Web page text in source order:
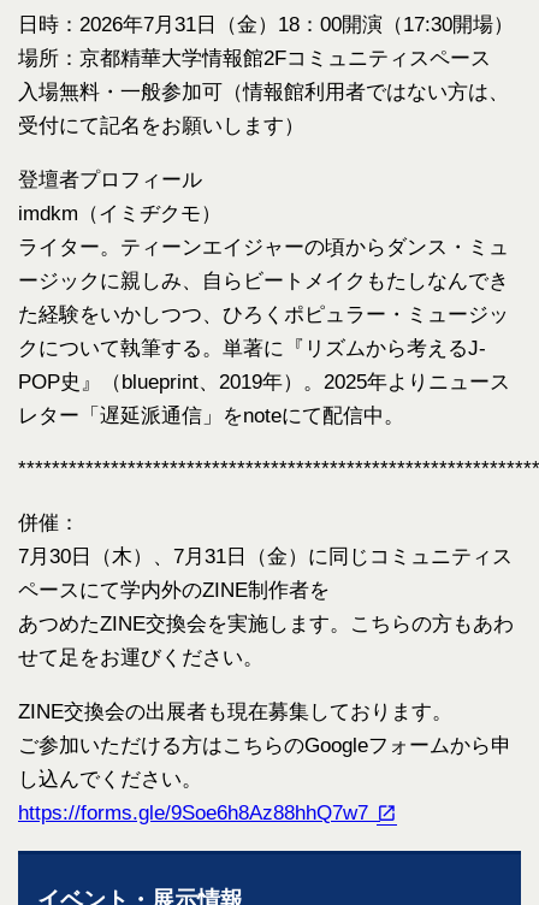
日時：2026年7月31日（金）18：00開演（17:30開場）
場所：京都精華大学情報館2Fコミュニティスペース
入場無料・一般参加可（情報館利用者ではない方は、
受付にて記名をお願いします）
登壇者プロフィール
imdkm（イミヂクモ）
ライター。ティーンエイジャーの頃からダンス・ミュ
ージックに親しみ、自らビートメイクもたしなんでき
た経験をいかしつつ、ひろくポピュラー・ミュージッ
クについて執筆する。単著に『リズムから考えるJ-
POP史』（blueprint、2019年）。2025年よりニュース
レター「遅延派通信」をnoteにて配信中。
併催：
7月30日（木）、7月31日（金）に同じコミュニティス
ペースにて学内外のZINE制作者を
あつめたZINE交換会を実施します。こちらの方もあわ
せて足をお運びください。
ZINE交換会の出展者も現在募集しております。
ご参加いただける方はこちらのGoogleフォームから申
し込んでください。
https://forms.gle/9Soe6h8Az88hhQ7w7
イベント・展示情報